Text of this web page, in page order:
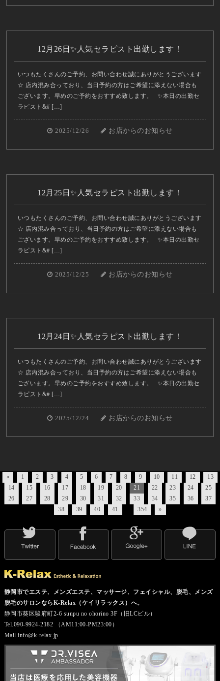
12月26日✨人気セラピスト出勤します！
いつもたくさんのご予約、お問い合わせ誠にありがとうございます
☆ 店内混み合っており、当日予約の方はご希望に添えない場合も
ございます。早めのご予約をおすすめ致します。 ✨本日の出勤セ
ラピスト&# […]
2025/12/26 お店からのお知らせ
12月25日✨人気セラピスト出勤します！
いつもたくさんのご予約、お問い合わせ誠にありがとうございます
☆ 店内混み合っており、当日予約の方はご希望に添えない場合も
ございます。早めのご予約をおすすめ致します。 ✨本日の出勤セ
ラピスト&# […]
2025/12/25 お店からのお知らせ
12月24日✨人気セラピスト出勤します！
いつもたくさんのご予約、お問い合わせ誠にありがとうございます
☆ 店内混み合っており、当日予約の方はご希望に添えない場合も
ございます。早めのご予約をおすすめ致します。 ✨本日の出勤セ
ラピスト&# […]
2025/12/24 お店からのお知らせ
« 1 2 3 4 5 6 7 8 9 10 11 12
13
14
15 16 17 18 19 20 21 22 23 24
25
26
27 28 29 30 31 32 33 34 35 36
37
38
39 40 41 … 354 »
静岡市でエステ、メンズエステ、マッサージ、フェイシャル、脱毛、メンズ
脱毛のサロンならK-Relax（ケイリラックス）へ。
静岡市葵区駿府町2-6 sunpu no ohorino 3F（旧LCビル）
Tel.090-9924-2182 （AM11:00-PM23:00）
Mail.info@k-relax.jp